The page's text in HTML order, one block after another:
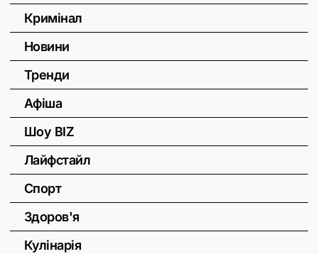
Кримінал
Новини
Тренди
Афіша
Шоу BIZ
Лайфстайл
Спорт
Здоров'я
Кулінарія